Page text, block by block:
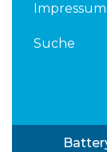
Impressum
Suche